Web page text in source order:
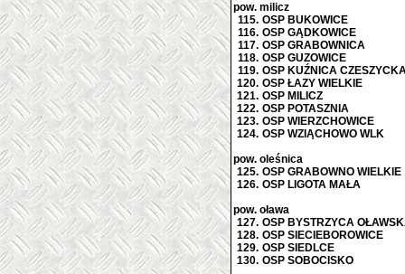
pow. milicz
115. OSP BUKOWICE
116. OSP GĄDKOWICE
117. OSP GRABOWNICA
118. OSP GUZOWICE
119. OSP KUŹNICA
120. OSP ŁAZY WIELKIE
121. OSP MILICZ
122. OSP POTASZNIA
123. OSP WIERZCHOWICE
124. OSP WZIĄCHOWO WLK
pow. oleśnica
125. OSP GRABOWNO WIELKIE
126. OSP LIGOTA MAŁA
pow. oława
127. OSP BYSTRZYCA
128. OSP SIECIEBOROWICE
129. OSP SIEDLCE
130. OSP SOBOCISKO